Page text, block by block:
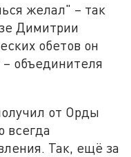
желал" – так
Димитрии
обетов он
– объединителя
от Орды
всегда
Так, ещё за